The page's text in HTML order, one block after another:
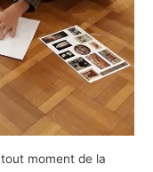
moment de la